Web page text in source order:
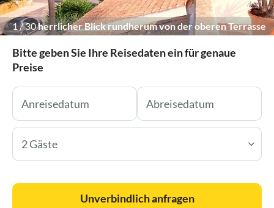
1 /30herrlicher Blick rundherum von der oberen Terrasse
Bitte geben Sie Ihre Reisedaten ein für genaue
Preise
2 Gäste
Unverbindlich anfragen